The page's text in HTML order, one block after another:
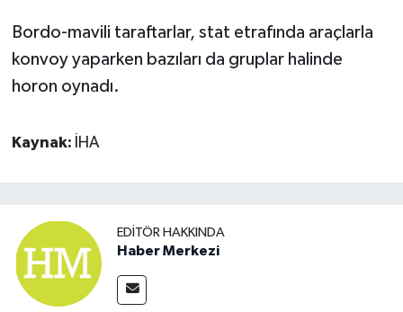
Bordo-mavili taraftarlar, stat etrafında araçlarla
konvoy yaparken bazıları da gruplar halinde
horon oynadı.
Kaynak: İHA
EDITÖR HAKKINDA
Haber Merkezi